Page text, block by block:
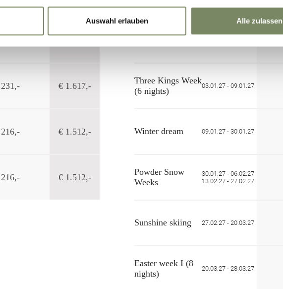
Auswahl erlauben Alle zulassen
€ 1.617,-
€ 1.512,-
€ 1.512,-
Three Kings Week
(6 nights)
03.01.27 - 09.01.27
Winter dream 09.01.27 - 30.01.27
Powder Snow
Weeks
30.01.27 - 06.02.27
13.02.27 - 27.02.27
Sunshine skiing 27.02.27 - 20.03.27
Easter week I (8
nights)
20.03.27 - 28.03.27